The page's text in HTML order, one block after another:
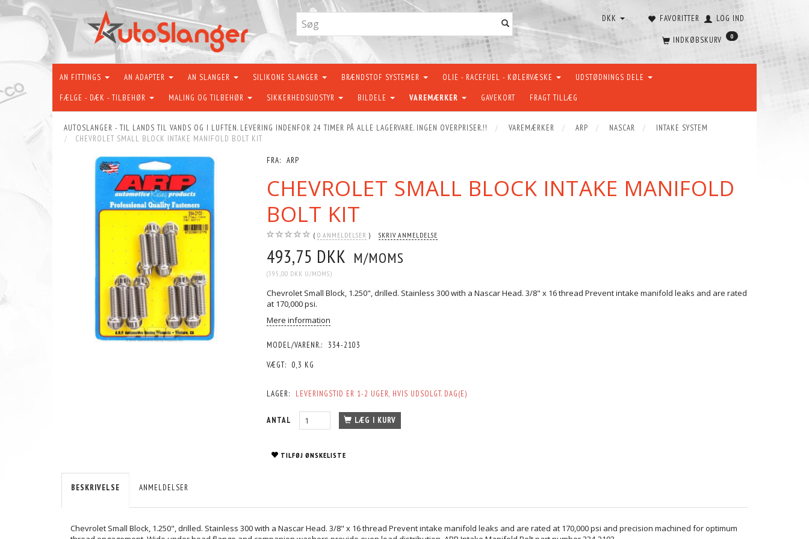
FAVORITTER LOG IND
DKK
INDKØBSKURV 0
AN FITTINGS AN ADAPTER AN SLANGER SILIKONE SLANGER BRÆNDSTOF SYSTEMER OLIE - RACEFUEL - KØLERVÆSKE UDSTØDNINGS DELE
FÆLGE - DÆK - TILBEHØR MALING OG TILBEHØR SIKKERHEDSUDSTYR BILDELE VAREMÆRKER GAVEKORT FRAGT TILLÆG
AUTOSLANGER - TIL LANDS TIL VANDS OG I LUFTEN. LEVERING INDENFOR 24 TIMER PÅ ALLE LAGERVARE. INGEN OVERPRISER.!! VAREMÆRKER ARP NASCAR
INTAKE SYSTEM
CHEVROLET SMALL BLOCK INTAKE MANIFOLD BOLT KIT
FRA: ARP
CHEVROLET SMALL BLOCK INTAKE MANIFOLD
BOLT KIT
0 ANMELDELSER SKRIV ANMELDELSE
493,75 DKK M/MOMS
(395,00 DKK U/MOMS)
Chevrolet Small Block, 1.250", drilled. Stainless 300 with a Nascar Head. 3/8" x 16 thread Prevent intake manifold leaks and are rated
at 170,000 psi.
Mere information
MODEL/VARENR.:
334-2103
VÆGT:
0,3 KG
LAGER: LEVERINGSTID ER 1-2 UGER, HVIS UDSOLGT. DAG(E)
ANTAL LÆG I KURV
TILFØJ ØNSKELISTE
BESKRIVELSE ANMELDELSER
Chevrolet Small Block, 1.250", drilled. Stainless 300 with a Nascar Head. 3/8" x 16 thread Prevent intake manifold leaks and are rated at 170,000 psi and precision machined for optimum